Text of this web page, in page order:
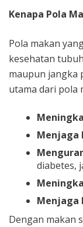
Kenapa Pola
Pola makan
kesehatan
maupun jangka
utama dari pola
Menjaga
diabetes,
Menjaga
Dengan makan